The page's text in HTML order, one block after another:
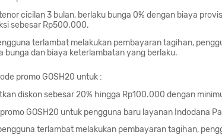
cicilan 3 bulan, berlaku bunga 0% dengan biaya
sebesar Rp500.000.
terlambat melakukan pembayaran tagihan,
bunga dan biaya keterlambatan yang berlaku.
promo GOSH20 untuk :
diskon sebesar 20% hingga Rp100.000 dengan
promo GOSH20 untuk pengguna baru layanan Indodana
terlambat melakukan pembayaran tagihan,